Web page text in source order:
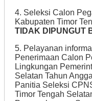
4. Seleksi Calon
Kabupaten Timor
TIDAK DIPUNGUT
5. Pelayanan
Penerimaan Calon
Lingkungan
Selatan Tahun
Panitia Seleksi
Timor Tengah